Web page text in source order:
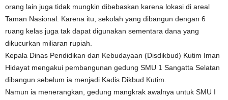
orang lain juga tidak mungkin dibebaskan karena lokasi di areal
Taman Nasional. Karena itu, sekolah yang dibangun dengan 6
ruang kelas juga tak dapat digunakan sementara dana yang
dikucurkan miliaran rupiah.
Kepala Dinas Pendidikan dan Kebudayaan (Disdikbud) Kutim Iman
Hidayat mengakui pembangunan gedung SMU 1 Sangatta Selatan
dibangun sebelum ia menjadi Kadis Dikbud Kutim.
Namun ia menerangkan, gedung mangkrak awalnya untuk SMU I